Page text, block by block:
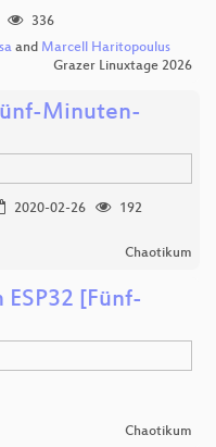
336
and Marcell Haritopoulus
Grazer Linuxtage 2026
Minuten-
2020-02-26
192
Chaotikum
[Fünf-
Chaotikum